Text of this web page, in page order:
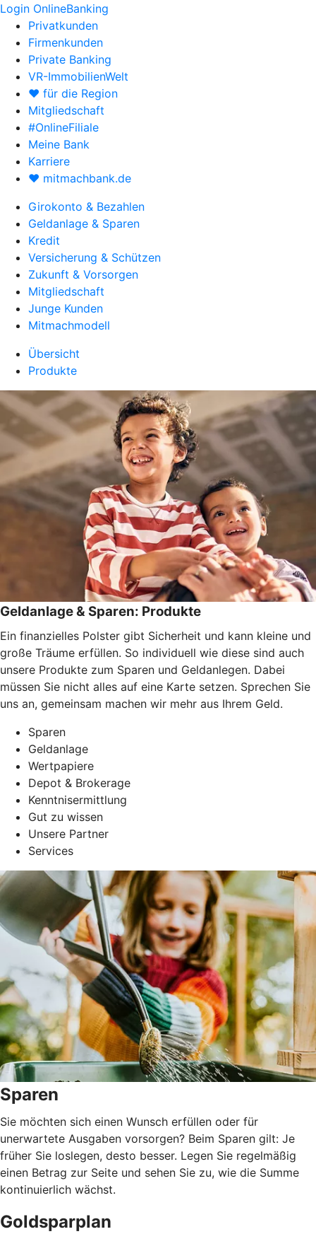
Login OnlineBanking
Privatkunden
Firmenkunden
Private Banking
VR-ImmobilienWelt
♥ für die Region
Mitgliedschaft
#OnlineFiliale
Meine Bank
Karriere
♥ mitmachbank.de
Girokonto & Bezahlen
Geldanlage & Sparen
Kredit
Versicherung & Schützen
Zukunft & Vorsorgen
Mitgliedschaft
Junge Kunden
Mitmachmodell
Übersicht
Produkte
Geldanlage & Sparen: Produkte
Ein finanzielles Polster gibt Sicherheit und kann kleine und
große Träume erfüllen. So individuell wie diese sind auch
unsere Produkte zum Sparen und Geldanlegen. Dabei
müssen Sie nicht alles auf eine Karte setzen. Sprechen Sie
uns an, gemeinsam machen wir mehr aus Ihrem Geld.
Sparen
Geldanlage
Wertpapiere
Depot & Brokerage
Kenntnisermittlung
Gut zu wissen
Unsere Partner
Services
Sparen
Sie möchten sich einen Wunsch erfüllen oder für
unerwartete Ausgaben vorsorgen? Beim Sparen gilt: Je
früher Sie loslegen, desto besser. Legen Sie regelmäßig
einen Betrag zur Seite und sehen Sie zu, wie die Summe
kontinuierlich wächst.
Goldsparplan